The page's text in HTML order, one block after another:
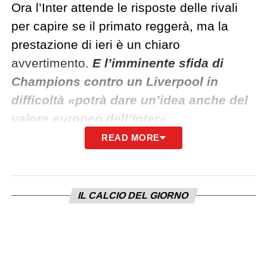
Ora l’Inter attende le risposte delle rivali
per capire se il primato reggerà, ma la
prestazione di ieri è un chiaro
avvertimento. E l’imminente sfida di
Champions contro un Liverpool in
difficoltà «potrà dare un’idea anche del
valore europeo dell’Inter»
TUTTE LE ULTIME NOTIZIE DI
LA PLAYLIST DELLE NOSTRE TOP
READ MORE
IL CALCIO DEL GIORNO